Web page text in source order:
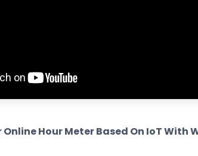
Online Hour Meter Based On IoT With